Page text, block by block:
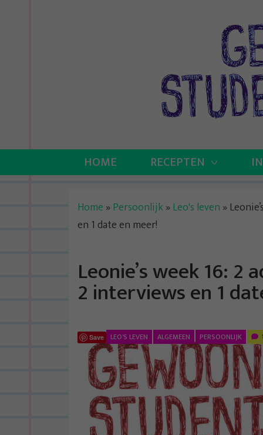
HOME RECEPTEN
Home » Persoonlijk» Leo's leven »
en 1 date en meer!
Leonie’s week 16:
2 interviews en 1
Save LEO'S LEVEN ALGEMEEN PERSOONLIJK